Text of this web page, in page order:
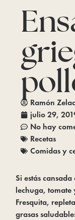
Ramón
julio 29,
No hay
Recetas
Comidas y
Si estás
lechuga, tomate
Fresquita,
grasas